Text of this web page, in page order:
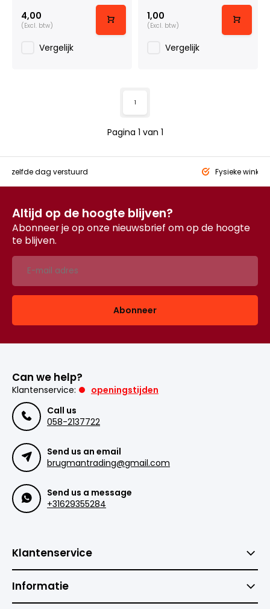
4,00
(Excl. btw)
Vergelijk
1,00
(Excl. btw)
Vergelijk
Pagina 1 van 1
1
zelfde dag verstuurd Fysieke winkel
Altijd op de hoogte blijven?
Abonneer je op onze nieuwsbrief om op de hoogte
te blijven.
Abonneer
Can we help?
Klantenservice:
openingstijden
Call us
058-2137722
Send us an email
brugmantrading@gmail.com
Send us a message
+31629355284
Klantenservice
Informatie